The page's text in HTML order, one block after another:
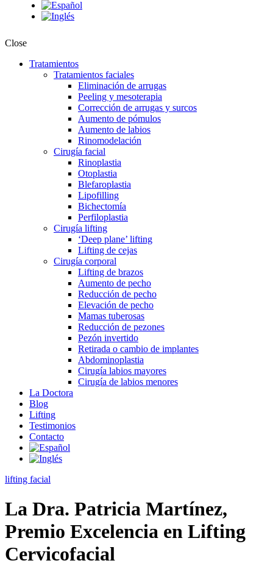
Close
Tratamientos
Tratamientos faciales
Eliminación de arrugas
Peeling y mesoterapia
Corrección de arrugas y surcos
Aumento de pómulos
Aumento de labios
Rinomodelación
Cirugía facial
Rinoplastia
Otoplastia
Blefaroplastia
Lipofilling
Bichectomía
Perfiloplastia
Cirugía lifting
‘Deep plane’ lifting
Lifting de cejas
Cirugía corporal
Lifting de brazos
Aumento de pecho
Reducción de pecho
Elevación de pecho
Mamas tuberosas
Reducción de pezones
Pezón invertido
Retirada o cambio de implantes
Abdominoplastia
Cirugía labios mayores
Cirugía de labios menores
La Doctora
Blog
Lifting
Testimonios
Contacto
lifting facial
La Dra. Patricia Martínez,
Premio Excelencia en Lifting
Cervicofacial